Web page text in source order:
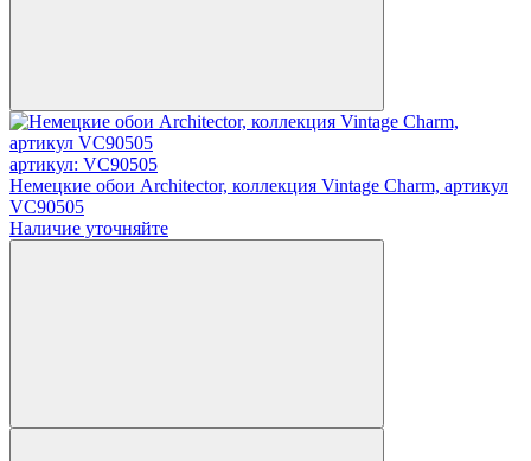
артикул: VC90505
Немецкие обои Architector, коллекция Vintage Charm, артикул
VC90505
Наличие уточняйте